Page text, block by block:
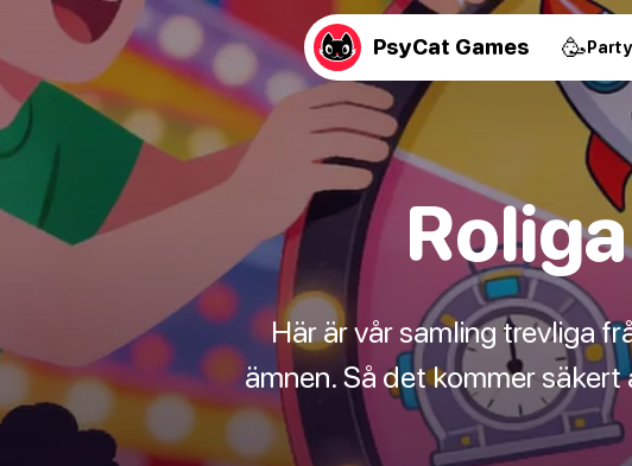
PsyCat Games 🥳Party
Här är vår samling trevliga
ämnen. Så det kommer